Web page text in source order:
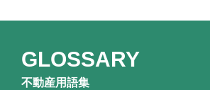
GLOSSARY
不動産用語集